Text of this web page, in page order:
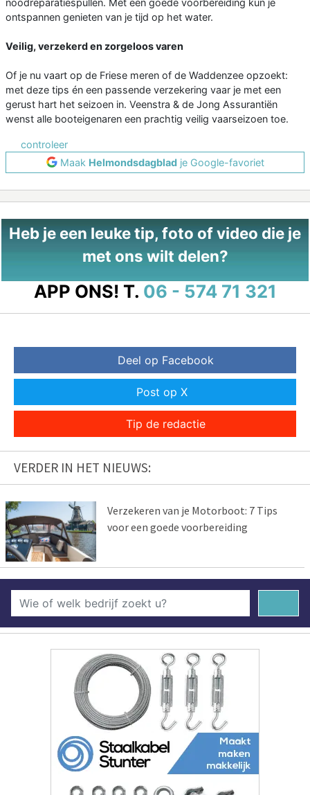
ontspannen genieten van je tijd op het water.
Veilig, verzekerd en zorgeloos varen
Of je nu vaart op de Friese meren of de Waddenzee opzoekt:
met deze tips én een passende verzekering vaar je met een
gerust hart het seizoen in. Veenstra & de Jong Assurantiën
wenst alle booteigenaren een prachtig veilig vaarseizoen toe.
controleer
Maak Helmondsdagbladje Google-favoriet
Heb je een leuke tip, foto of video die je
met ons wilt delen?
APP ONS! T. 06 - 574 71 321
Deel op Facebook
Post op X
Tip de redactie
VERDER IN HET NIEUWS:
Verzekeren van je Motorboot: 7 Tips
voor een goede voorbereiding